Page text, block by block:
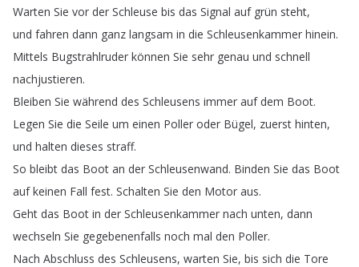
Warten Sie vor der Schleuse bis das Signal auf grün steht,
und fahren dann ganz langsam in die Schleusenkammer hinein.
Mittels Bugstrahlruder können Sie sehr genau und schnell
nachjustieren.
Bleiben Sie während des Schleusens immer auf dem Boot.
Legen Sie die Seile um einen Poller oder Bügel, zuerst hinten,
und halten dieses straff.
So bleibt das Boot an der Schleusenwand. Binden Sie das Boot
auf keinen Fall fest. Schalten Sie den Motor aus.
Geht das Boot in der Schleusenkammer nach unten, dann
wechseln Sie gegebenenfalls noch mal den Poller.
Nach Abschluss des Schleusens, warten Sie, bis sich die Tore